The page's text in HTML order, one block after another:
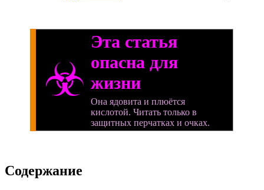
☣
Эта статья
опасна для
жизни
Она ядовита и плюётся
кислотой. Читать только в
защитных перчатках и очках.
Содержание